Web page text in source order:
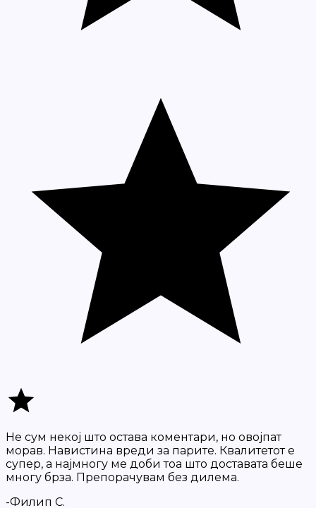
Не сум некој што остава коментари, но овојпат
морав. Навистина вреди за парите. Квалитетот е
супер, а најмногу ме доби тоа што доставата беше
многу брза. Препорачувам без дилема.
-Филип С.